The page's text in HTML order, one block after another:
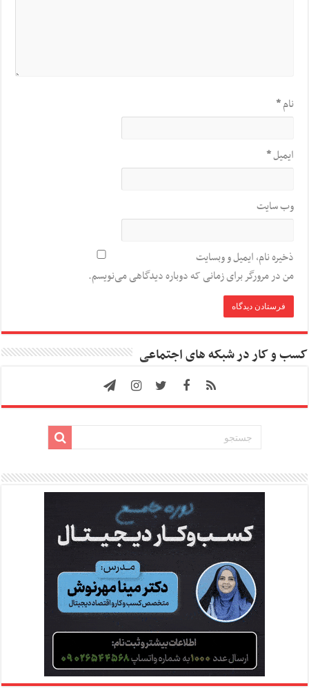
نام*
ایمیل*
وب‌ سایت
ذخیره نام، ایمیل و وبسایت
من در مرورگر برای زمانی که دوباره دیدگاهی می‌نویسم.
کسب و کار در شبکه های اجتماعی